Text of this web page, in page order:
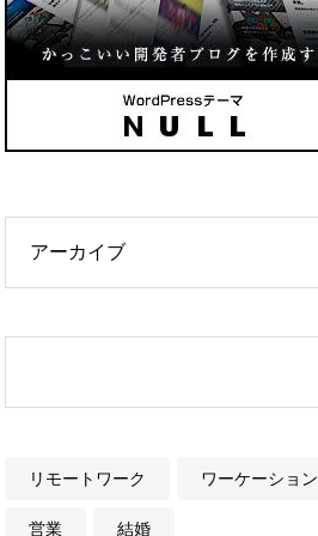
リモートワーク ワーケーション
営業 結婚